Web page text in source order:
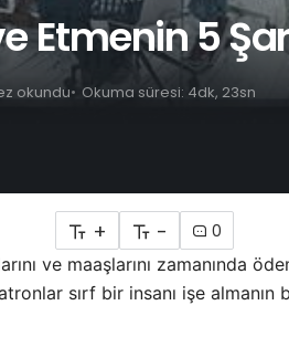
Etmenin 5
okundu Okuma süresi: 4dk, 23sn
+ -
0
ve maaşlarını zamanında
sırf bir insanı işe almanın